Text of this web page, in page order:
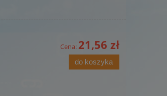
Cena: 21,56 zł
do koszyka